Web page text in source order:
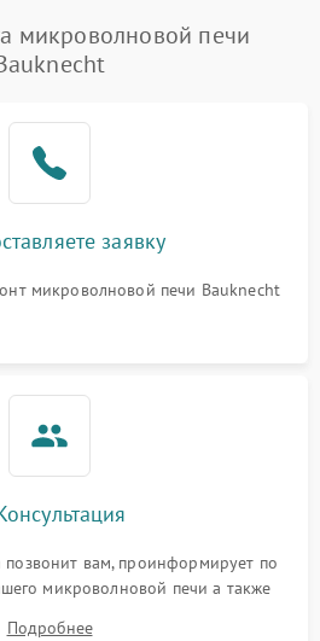
Подробнее →
2400 ₽ Подробнее →
2000 ₽
микроволновой печи
заявку
микроволновой печи Bauknecht
вам, проинформирует по
микроволновой печи а также
Подробнее